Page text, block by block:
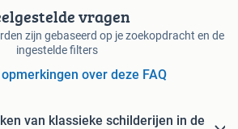
vragen
zijn gebaseerd op je zoekopdracht en de
ingestelde filters
opmerkingen over deze FAQ
van klassieke schilderijen in de